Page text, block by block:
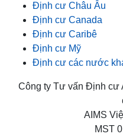
Định cư Châu Âu
Định cư Canada
Định cư Caribê
Định cư Mỹ
Định cư các nước
Công ty Tư vấn Định cư
AIMS
MST